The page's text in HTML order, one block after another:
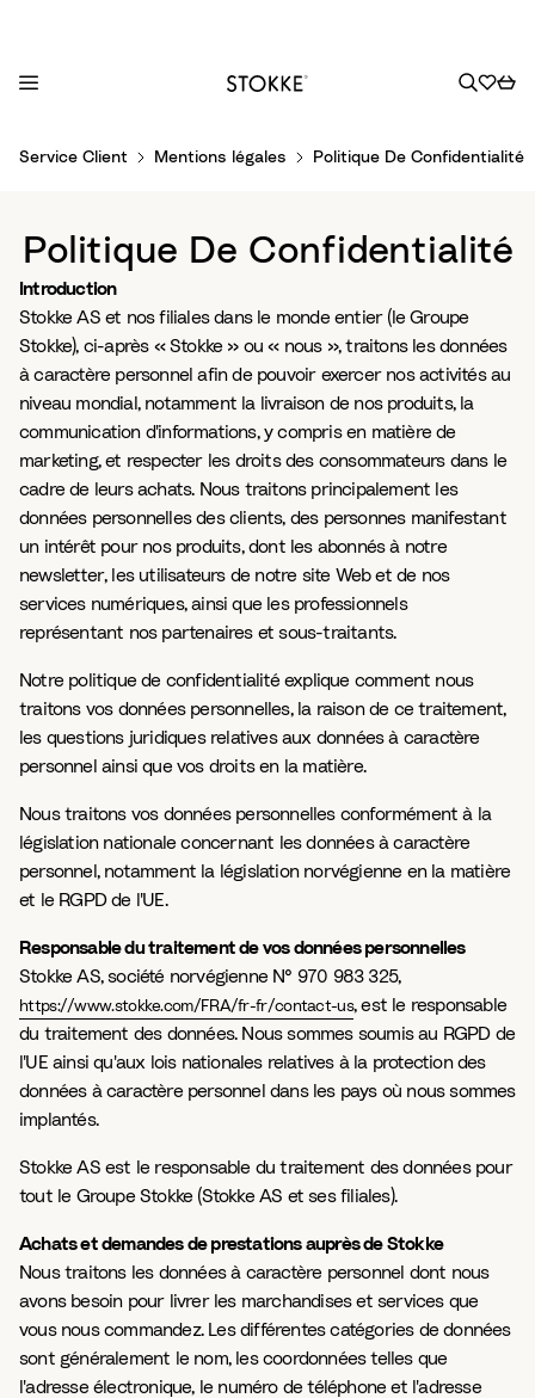
Service Client Mentions légales Politique De Confidentialité
Politique De Confidentialité
Introduction
Stokke AS et nos filiales dans le monde entier (le Groupe
Stokke), ci-après « Stokke » ou « nous », traitons les données
à caractère personnel afin de pouvoir exercer nos activités au
niveau mondial, notamment la livraison de nos produits, la
communication d'informations, y compris en matière de
marketing, et respecter les droits des consommateurs dans le
cadre de leurs achats. Nous traitons principalement les
données personnelles des clients, des personnes manifestant
un intérêt pour nos produits, dont les abonnés à notre
newsletter, les utilisateurs de notre site Web et de nos
services numériques, ainsi que les professionnels
représentant nos partenaires et sous-traitants.
Notre politique de confidentialité explique comment nous
traitons vos données personnelles, la raison de ce traitement,
les questions juridiques relatives aux données à caractère
personnel ainsi que vos droits en la matière.
Nous traitons vos données personnelles conformément à la
législation nationale concernant les données à caractère
personnel, notamment la législation norvégienne en la matière
et le RGPD de l'UE.
Responsable du traitement de vos données personnelles
Stokke AS, société norvégienne N° 970 983 325,
https://www.stokke.com/FRA/fr-fr/contact-us, est le responsable
du traitement des données. Nous sommes soumis au RGPD de
l'UE ainsi qu'aux lois nationales relatives à la protection des
données à caractère personnel dans les pays où nous sommes
implantés.
Stokke AS est le responsable du traitement des données pour
tout le Groupe Stokke (Stokke AS et ses filiales).
Achats et demandes de prestations auprès de Stokke
Nous traitons les données à caractère personnel dont nous
avons besoin pour livrer les marchandises et services que
vous nous commandez. Les différentes catégories de données
sont généralement le nom, les coordonnées telles que
l'adresse électronique, le numéro de téléphone et l'adresse